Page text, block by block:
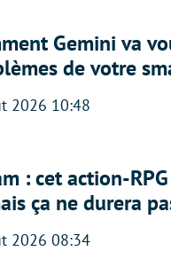
Gemini va
de votre
2026 10:48
: cet action-
ça ne durera
2026 08:34